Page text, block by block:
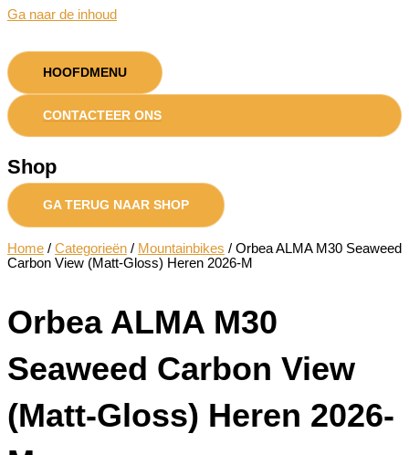
Ga naar de inhoud
HOOFDMENU
CONTACTEER ONS
Shop
GA TERUG NAAR SHOP
Home / Categorieën / Mountainbikes / Orbea ALMA M30 Seaweed
Carbon View (Matt-Gloss) Heren 2026-M
Orbea ALMA M30
Seaweed Carbon View
(Matt-Gloss) Heren 2026-